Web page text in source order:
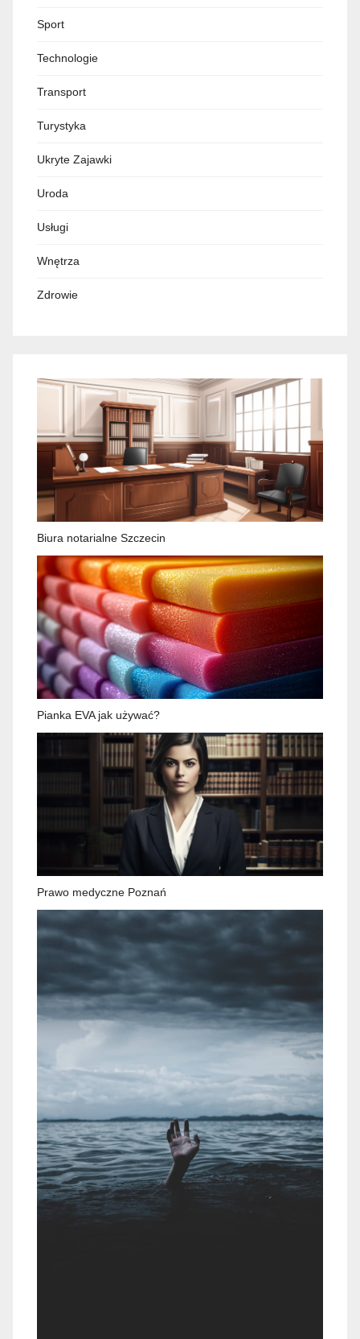
Sport
Technologie
Transport
Turystyka
Ukryte Zajawki
Uroda
Usługi
Wnętrza
Zdrowie
Biura notarialne Szczecin
Pianka EVA jak używać?
Prawo medyczne Poznań